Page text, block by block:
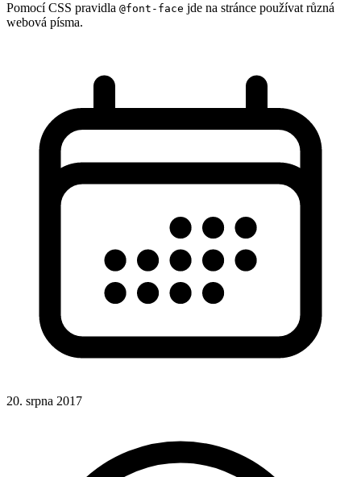
Pomocí CSS pravidla @font-face jde na stránce používat různá
webová písma.
20. srpna 2017